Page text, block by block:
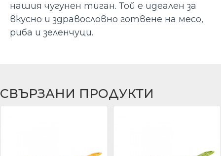
нашия чугунен тиган. Той е идеален за
вкусно и здравословно готвене на месо,
риба и зеленчуци.
СВЪРЗАНИ ПРОДУКТИ